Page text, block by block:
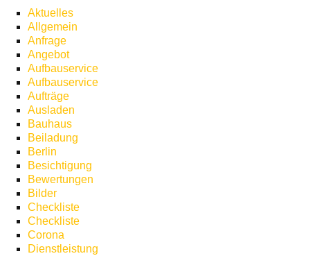
Aktuelles
Allgemein
Anfrage
Angebot
Aufbauservice
Aufbauservice
Aufträge
Ausladen
Bauhaus
Beiladung
Berlin
Besichtigung
Bewertungen
Bilder
Checkliste
Checkliste
Corona
Dienstleistung